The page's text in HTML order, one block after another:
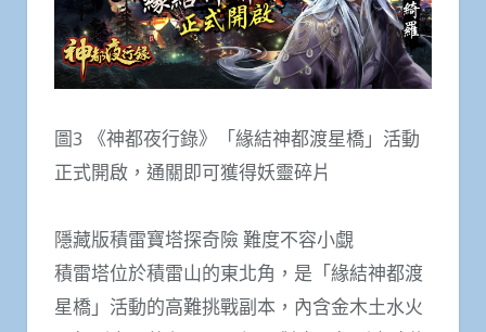
圖3 《神都夜行錄》「緣結神都渡星橋」活動
正式開啟，通關即可獲得妖靈碎片
隱藏版積雷寶塔探奇險 難度不容小覷
積雷塔位於積雷山的東北角，是「緣結神都渡
星橋」活動的高難挑戰副本，內含金木土水火